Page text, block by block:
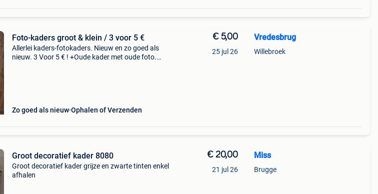
Foto-kaders groot & klein / 3 voor 5 €
Allerlei kaders-fotokaders. Nieuw en zo goed als
nieuw. 3 Voor 5 € ! +Oude kader met oude foto.
Zo goed als nieuw Ophalen of Verzenden
€ 5,00
25 jul 26
Vredesbrug
Willebroek
Groot decoratief kader 8080
Groot decoratief kader grijze en zwarte tinten enkel
afhalen
€ 20,00
21 jul 26
Miss
Brugge